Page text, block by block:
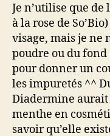
Je n’utilise que de
à la rose de
visage, mais je ne
poudre ou du fond
pour donner un
les impuretés ^^
Diadermine aurait
menthe en
savoir qu’elle